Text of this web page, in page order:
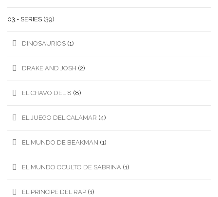
03.- SERIES (39)
DINOSAURIOS (1)
DRAKE AND JOSH (2)
EL CHAVO DEL 8 (8)
EL JUEGO DEL CALAMAR (4)
EL MUNDO DE BEAKMAN (1)
EL MUNDO OCULTO DE SABRINA (1)
EL PRINCIPE DEL RAP (1)